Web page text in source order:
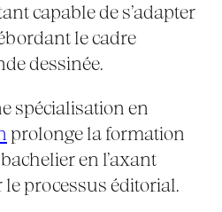
capable de s’adapter
le cadre
dessinée.
spécialisation en
prolonge la formation
en l’axant
processus éditorial.